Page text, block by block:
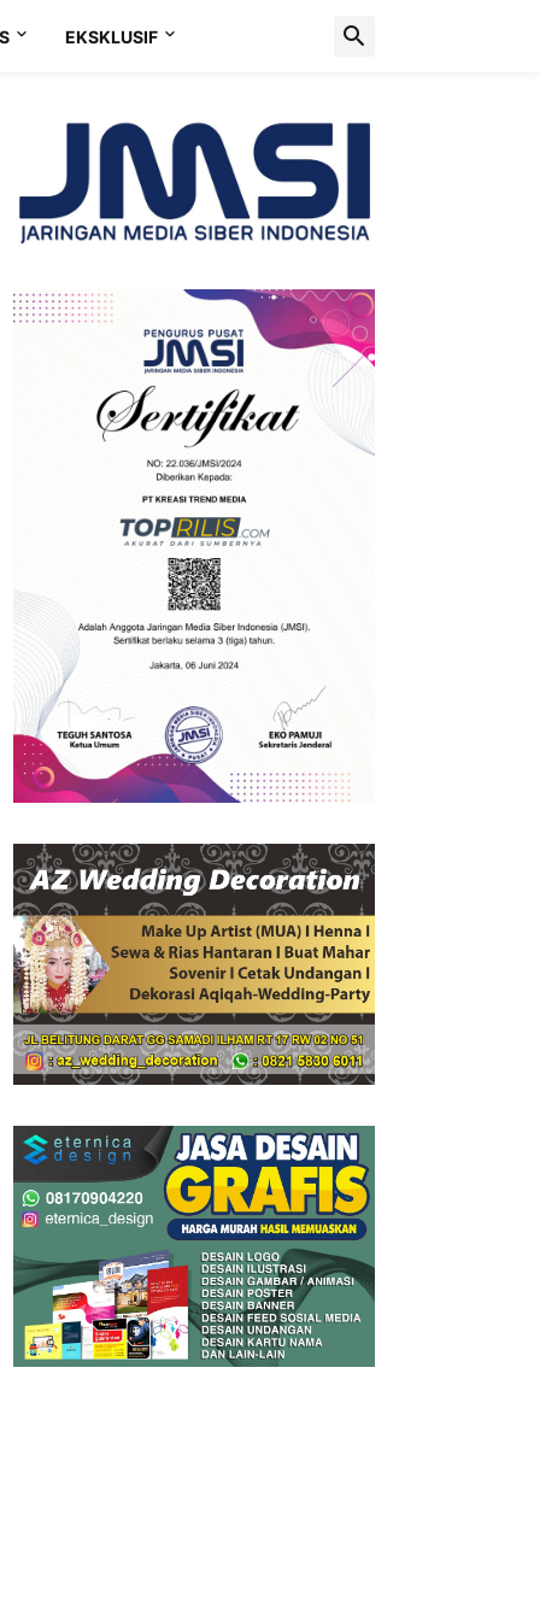
EKSKLUSIF